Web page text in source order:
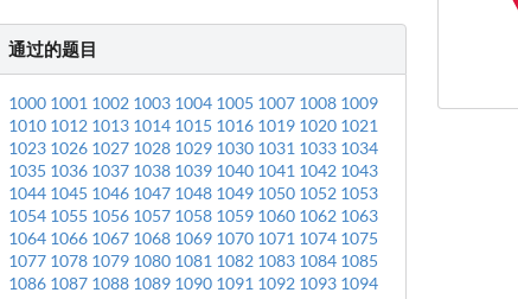
通过的题目
1000 1001 1002 1003 1004 1005 1007 1008 1009
1010 1012 1013 1014 1015 1016 1019 1020 1021
1023 1026 1027 1028 1029 1030 1031 1033 1034
1035 1036 1037 1038 1039 1040 1041 1042 1043
1044 1045 1046 1047 1048 1049 1050 1052 1053
1054 1055 1056 1057 1058 1059 1060 1062 1063
1064 1066 1067 1068 1069 1070 1071 1074 1075
1077 1078 1079 1080 1081 1082 1083 1084 1085
1086 1087 1088 1089 1090 1091 1092 1093 1094